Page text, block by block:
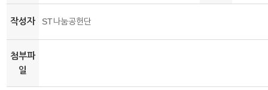
작성자 ST나눔공헌단
첨부파
일